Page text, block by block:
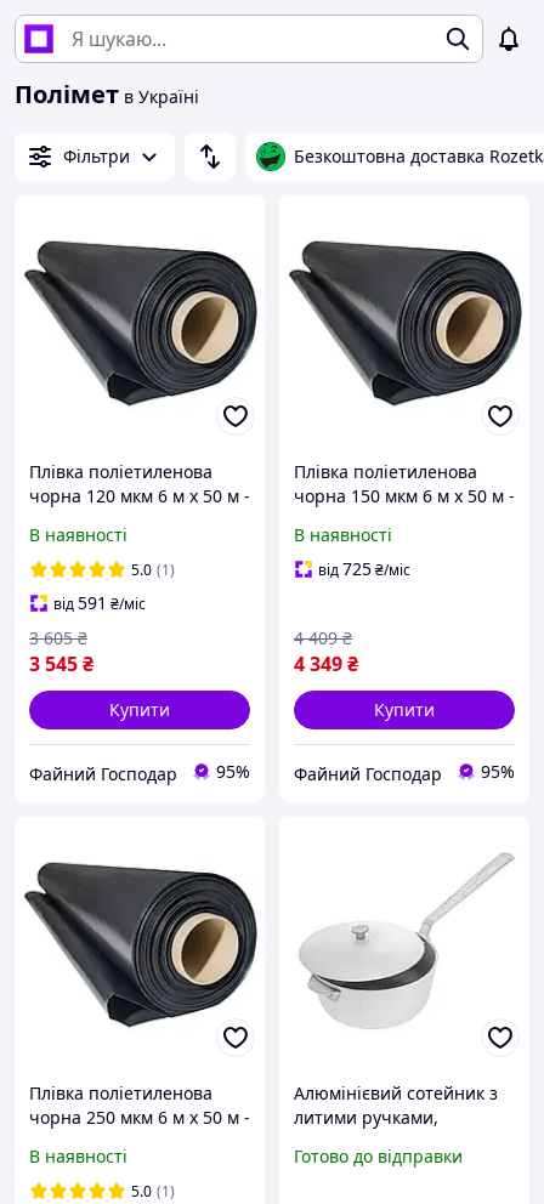
Полімет в Україні
Фільтри Безкоштовна доставка
Плівка поліетиленова
чорна 120 мкм 6 м х 50 м -
плівка для господарчих
та ремонтних робіт
В наявності
5.0 (1)
від591 ₴/міс
3 545₴
3 605 ₴
Купити
Файний Господар 95%
Плівка поліетиленова
чорна 150 мкм 6 м х 50 м -
плівка для господарчих
та ремонтних робіт
В наявності
від725₴/міс
4 349₴
4 409 ₴
Купити
Файний Господар 95%
Плівка поліетиленова
чорна 250 мкм 6 м х 50 м -
плівка для господарчих
та ремонтних робіт
В наявності
5.0 (1)
Алюмінієвий сотейник з
литими ручками,
кришкою 2.5 л Товари для
Готово до відправки